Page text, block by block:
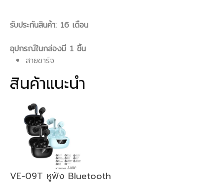
รับประกันสินค้า: 16 เดือน
อุปกรณ์ในกล่องมี 1 ชิ้น
สายชาร์จ
สินค้าแนะนำ
VE-09T หูฟัง Bluetooth